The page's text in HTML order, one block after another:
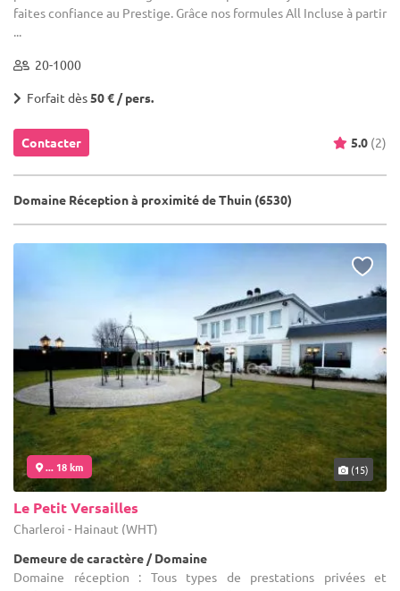
faites confiance au Prestige. Grâce nos formules All Incluse à partir
...
20-1000
Forfait dès50 € / pers.
Contacter 5.0 (2)
Domaine Réception à proximité de Thuin (6530)
... 18 km (15)
Le Petit Versailles
Charleroi - Hainaut (WHT)
Demeure de caractère / Domaine
Domaine réception : Tous types de prestations privées et